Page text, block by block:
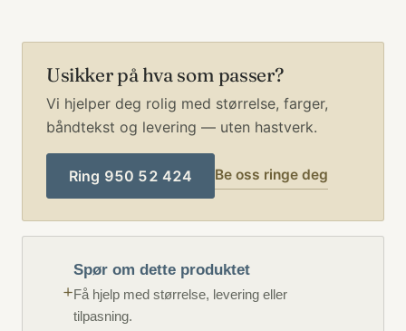
Usikker på hva som passer?
Vi hjelper deg rolig med størrelse, farger,
båndtekst og levering — uten hastverk.
Ring 950 52 424 Be oss ringe deg
Spør om dette produktet
Få hjelp med størrelse, levering eller
tilpasning.